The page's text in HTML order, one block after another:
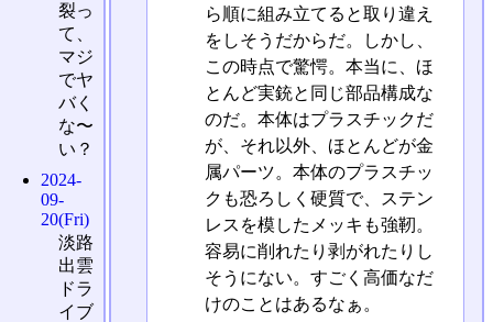
ら順に組み立てると取り違え
をしそうだからだ。しかし、
この時点で驚愕。本当に、ほ
とんど実銃と同じ部品構成な
のだ。本体はプラスチックだ
が、それ以外、ほとんどが金
属パーツ。本体のプラスチッ
クも恐ろしく硬質で、ステン
レスを模したメッキも強靭。
容易に削れたり剥がれたりし
そうにない。すごく高価なだ
けのことはあるなぁ。
裂っ
て、
マジ
でヤ
バく
な〜
い？
2024-
09-
20(Fri)
淡路
出雲
ドラ
イブ